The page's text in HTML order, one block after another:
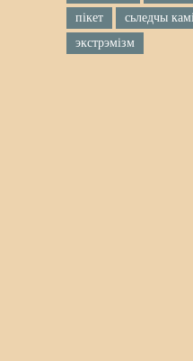
пікет
сьледчы
экстрэмізм